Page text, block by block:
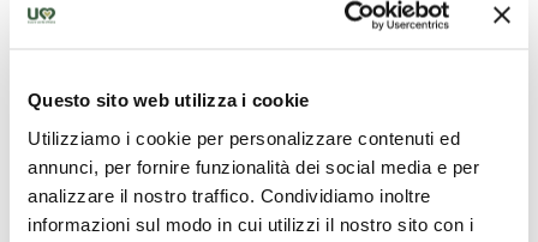
Questo sito web utilizza i cookie
Utilizziamo i cookie per personalizzare contenuti ed
annunci, per fornire funzionalità dei social media e per
analizzare il nostro traffico. Condividiamo inoltre
informazioni sul modo in cui utilizzi il nostro sito con i
Condizioni contrattuali
Sconto bambini 7-17 anni:10%
Durata: circa 8h.
Partenza ore 9.30 da Città di Castello